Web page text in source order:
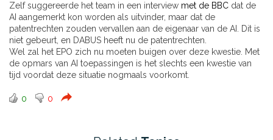
Zelf suggereerde het team in een interview met de BBC dat de
AI aangemerkt kon worden als uitvinder, maar dat de
patentrechten zouden vervallen aan de eigenaar van de AI. Dit is
niet gebeurt, en DABUS heeft nu de patentrechten.
Wel zal het EPO zich nu moeten buigen over deze kwestie. Met
de opmars van AI toepassingen is het slechts een kwestie van
tijd voordat deze situatie nogmaals voorkomt.
0 0